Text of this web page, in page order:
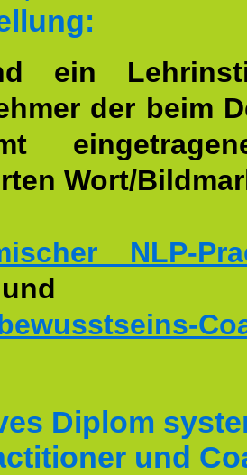
ein
der beim
Wort/
NLP-
und
Diplom
und